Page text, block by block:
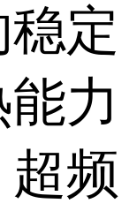
定
力
频